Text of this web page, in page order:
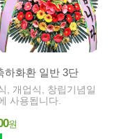
하화환 일반 3단
, 개업식, 창립기념일
사용됩니다.
원